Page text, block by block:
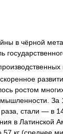
в чёрной
ростом
За
стали — в
в Латинской